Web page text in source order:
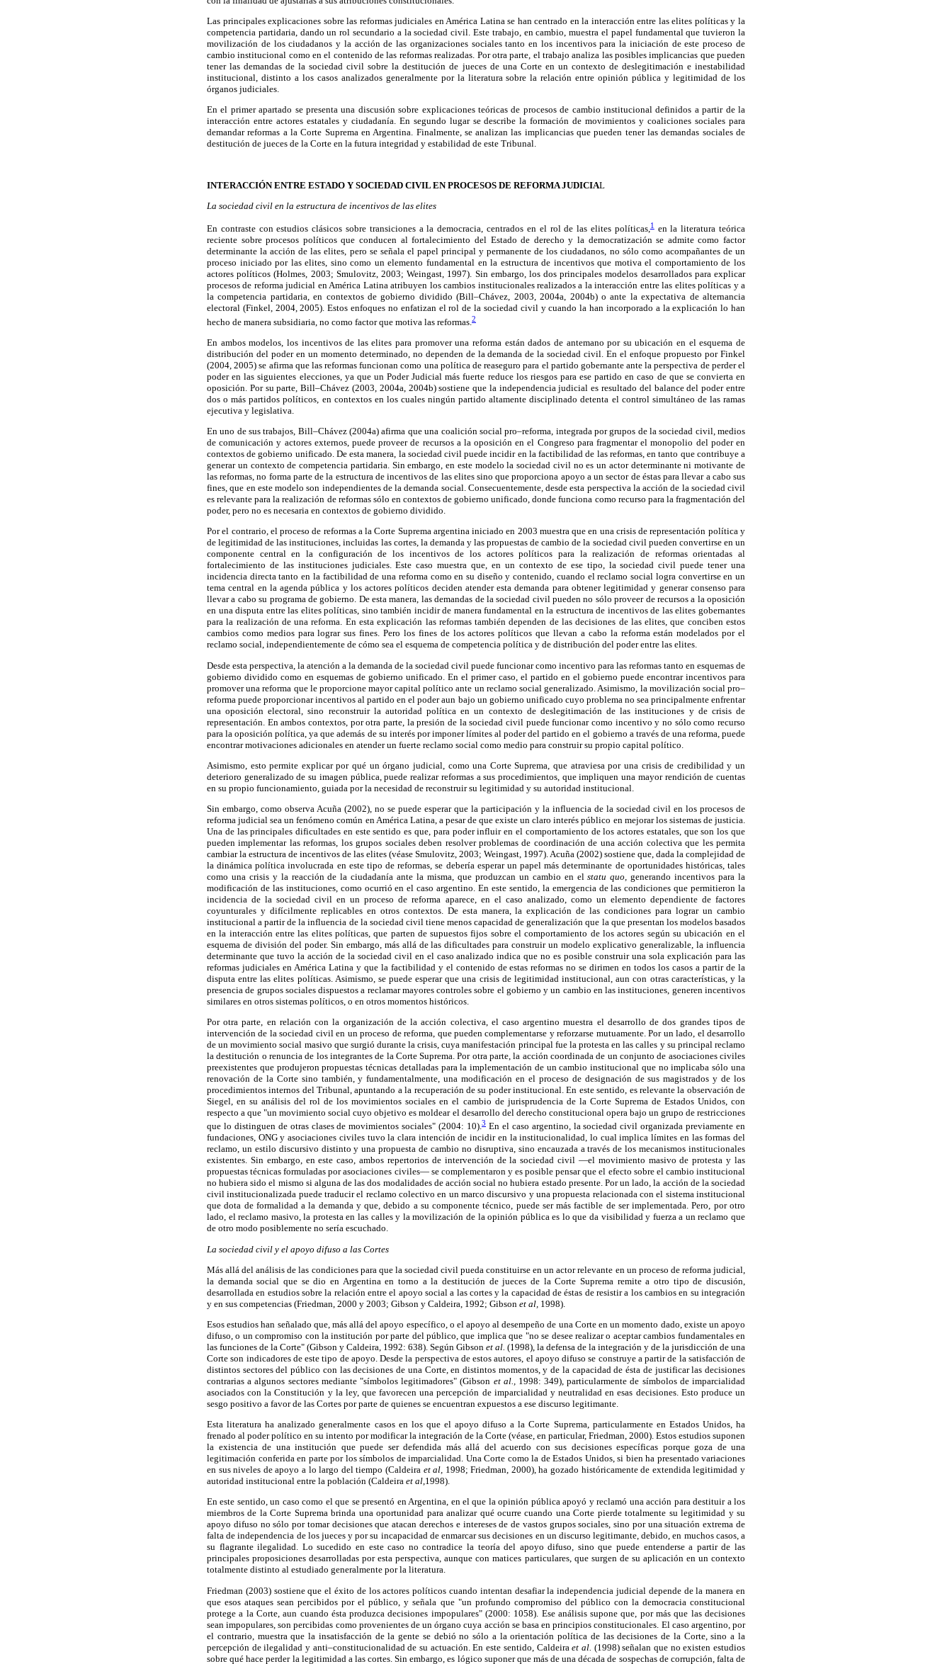
Las principales explicaciones sobre las reformas judiciales en América Latina se han centrado en la interacción entre las elites políticas y la
competencia partidaria, dando un rol secundario a la sociedad civil. Este trabajo, en cambio, muestra el papel fundamental que tuvieron la
movilización de los ciudadanos y la acción de las organizaciones sociales tanto en los incentivos para la iniciación de este proceso de
cambio institucional como en el contenido de las reformas realizadas. Por otra parte, el trabajo analiza las posibles implicancias que pueden
tener las demandas de la sociedad civil sobre la destitución de jueces de una Corte en un contexto de deslegitimación e inestabilidad
institucional, distinto a los casos analizados generalmente por la literatura sobre la relación entre opinión pública y legitimidad de los
órganos judiciales.
En el primer apartado se presenta una discusión sobre explicaciones teóricas de procesos de cambio institucional definidos a partir de la
interacción entre actores estatales y ciudadanía. En segundo lugar se describe la formación de movimientos y coaliciones sociales para
demandar reformas a la Corte Suprema en Argentina. Finalmente, se analizan las implicancias que pueden tener las demandas sociales de
destitución de jueces de la Corte en la futura integridad y estabilidad de este Tribunal.
INTERACCIÓN ENTRE ESTADO Y SOCIEDAD CIVIL EN PROCESOS DE REFORMA JUDICIAL
La sociedad civil en la estructura de incentivos de las elites
En contraste con estudios clásicos sobre transiciones a la democracia, centrados en el rol de las elites políticas,1en la literatura teórica
reciente sobre procesos políticos que conducen al fortalecimiento del Estado de derecho y la democratización se admite como factor
determinante la acción de las elites, pero se señala el papel principal y permanente de los ciudadanos, no sólo como acompañantes de un
proceso iniciado por las elites, sino como un elemento fundamental en la estructura de incentivos que motiva el comportamiento de los
actores políticos (Holmes, 2003; Smulovitz, 2003; Weingast, 1997). Sin embargo, los dos principales modelos desarrollados para explicar
procesos de reforma judicial en América Latina atribuyen los cambios institucionales realizados a la interacción entre las elites políticas y a
la competencia partidaria, en contextos de gobierno dividido (Bill–Chávez, 2003, 2004a, 2004b) o ante la expectativa de alternancia
electoral (Finkel, 2004, 2005). Estos enfoques no enfatizan el rol de la sociedad civil y cuando la han incorporado a la explicación lo han
hecho de manera subsidiaria, no como factor que motiva las reformas. 2
En ambos modelos, los incentivos de las elites para promover una reforma están dados de antemano por su ubicación en el esquema de
distribución del poder en un momento determinado, no dependen de la demanda de la sociedad civil. En el enfoque propuesto por Finkel
(2004, 2005) se afirma que las reformas funcionan como una política de reaseguro para el partido gobernante ante la perspectiva de perder el
poder en las siguientes elecciones, ya que un Poder Judicial más fuerte reduce los riesgos para ese partido en caso de que se convierta en
oposición. Por su parte, Bill–Chávez (2003, 2004a, 2004b) sostiene que la independencia judicial es resultado del balance del poder entre
dos o más partidos políticos, en contextos en los cuales ningún partido altamente disciplinado detenta el control simultáneo de las ramas
ejecutiva y legislativa.
En uno de sus trabajos, Bill–Chávez (2004a) afirma que una coalición social pro–reforma, integrada por grupos de la sociedad civil, medios
de comunicación y actores externos, puede proveer de recursos a la oposición en el Congreso para fragmentar el monopolio del poder en
contextos de gobierno unificado. De esta manera, la sociedad civil puede incidir en la factibilidad de las reformas, en tanto que contribuye a
generar un contexto de competencia partidaria. Sin embargo, en este modelo la sociedad civil no es un actor determinante ni motivante de
las reformas, no forma parte de la estructura de incentivos de las elites sino que proporciona apoyo a un sector de éstas para llevar a cabo sus
fines, que en este modelo son independientes de la demanda social. Consecuentemente, desde esta perspectiva la acción de la sociedad civil
es relevante para la realización de reformas sólo en contextos de gobierno unificado, donde funciona como recurso para la fragmentación del
poder, pero no es necesaria en contextos de gobierno dividido.
Por el contrario, el proceso de reformas a la Corte Suprema argentina iniciado en 2003 muestra que en una crisis de representación política y
de legitimidad de las instituciones, incluidas las cortes, la demanda y las propuestas de cambio de la sociedad civil pueden convertirse en un
componente central en la configuración de los incentivos de los actores políticos para la realización de reformas orientadas al
fortalecimiento de las instituciones judiciales. Este caso muestra que, en un contexto de ese tipo, la sociedad civil puede tener una
incidencia directa tanto en la factibilidad de una reforma como en su diseño y contenido, cuando el reclamo social logra convertirse en un
tema central en la agenda pública y los actores políticos deciden atender esta demanda para obtener legitimidad y generar consenso para
llevar a cabo su programa de gobierno. De esta manera, las demandas de la sociedad civil pueden no sólo proveer de recursos a la oposición
en una disputa entre las elites políticas, sino también incidir de manera fundamental en la estructura de incentivos de las elites gobernantes
para la realización de una reforma. En esta explicación las reformas también dependen de las decisiones de las elites, que conciben estos
cambios como medios para lograr sus fines. Pero los fines de los actores políticos que llevan a cabo la reforma están modelados por el
reclamo social, independientemente de cómo sea el esquema de competencia política y de distribución del poder entre las elites.
Desde esta perspectiva, la atención a la demanda de la sociedad civil puede funcionar como incentivo para las reformas tanto en esquemas de
gobierno dividido como en esquemas de gobierno unificado. En el primer caso, el partido en el gobierno puede encontrar incentivos para
promover una reforma que le proporcione mayor capital político ante un reclamo social generalizado. Asimismo, la movilización social pro–
reforma puede proporcionar incentivos al partido en el poder aun bajo un gobierno unificado cuyo problema no sea principalmente enfrentar
una oposición electoral, sino reconstruir la autoridad política en un contexto de deslegitimación de las instituciones y de crisis de
representación. En ambos contextos, por otra parte, la presión de la sociedad civil puede funcionar como incentivo y no sólo como recurso
para la oposición política, ya que además de su interés por imponer límites al poder del partido en el gobierno a través de una reforma, puede
encontrar motivaciones adicionales en atender un fuerte reclamo social como medio para construir su propio capital político.
Asimismo, esto permite explicar por qué un órgano judicial, como una Corte Suprema, que atraviesa por una crisis de credibilidad y un
deterioro generalizado de su imagen pública, puede realizar reformas a sus procedimientos, que impliquen una mayor rendición de cuentas
en su propio funcionamiento, guiada por la necesidad de reconstruir su legitimidad y su autoridad institucional.
Sin embargo, como observa Acuña (2002), no se puede esperar que la participación y la influencia de la sociedad civil en los procesos de
reforma judicial sea un fenómeno común en América Latina, a pesar de que existe un claro interés público en mejorar los sistemas de justicia.
Una de las principales dificultades en este sentido es que, para poder influir en el comportamiento de los actores estatales, que son los que
pueden implementar las reformas, los grupos sociales deben resolver problemas de coordinación de una acción colectiva que les permita
cambiar la estructura de incentivos de las elites (véase Smulovitz, 2003; Weingast, 1997). Acuña (2002) sostiene que, dada la complejidad de
la dinámica política involucrada en este tipo de reformas, se debería esperar un papel más determinante de oportunidades históricas, tales
como una crisis y la reacción de la ciudadanía ante la misma, que produzcan un cambio en elstatu quo,generando incentivos para la
modificación de las instituciones, como ocurrió en el caso argentino. En este sentido, la emergencia de las condiciones que permitieron la
incidencia de la sociedad civil en un proceso de reforma aparece, en el caso analizado, como un elemento dependiente de factores
coyunturales y difícilmente replicables en otros contextos. De esta manera, la explicación de las condiciones para lograr un cambio
institucional a partir de la influencia de la sociedad civil tiene menos capacidad de generalización que la que presentan los modelos basados
en la interacción entre las elites políticas, que parten de supuestos fijos sobre el comportamiento de los actores según su ubicación en el
esquema de división del poder. Sin embargo, más allá de las dificultades para construir un modelo explicativo generalizable, la influencia
determinante que tuvo la acción de la sociedad civil en el caso analizado indica que no es posible construir una sola explicación para las
reformas judiciales en América Latina y que la factibilidad y el contenido de estas reformas no se dirimen en todos los casos a partir de la
disputa entre las elites políticas. Asimismo, se puede esperar que una crisis de legitimidad institucional, aun con otras características, y la
presencia de grupos sociales dispuestos a reclamar mayores controles sobre el gobierno y un cambio en las instituciones, generen incentivos
similares en otros sistemas políticos, o en otros momentos históricos.
Por otra parte, en relación con la organización de la acción colectiva, el caso argentino muestra el desarrollo de dos grandes tipos de
intervención de la sociedad civil en un proceso de reforma, que pueden complementarse y reforzarse mutuamente. Por un lado, el desarrollo
de un movimiento social masivo que surgió durante la crisis, cuya manifestación principal fue la protesta en las calles y su principal reclamo
la destitución o renuncia de los integrantes de la Corte Suprema. Por otra parte, la acción coordinada de un conjunto de asociaciones civiles
preexistentes que produjeron propuestas técnicas detalladas para la implementación de un cambio institucional que no implicaba sólo una
renovación de la Corte sino también, y fundamentalmente, una modificación en el proceso de designación de sus magistrados y de los
procedimientos internos del Tribunal, apuntando a la recuperación de su poder institucional. En este sentido, es relevante la observación de
Siegel, en su análisis del rol de los movimientos sociales en el cambio de jurisprudencia de la Corte Suprema de Estados Unidos, con
respecto a que "un movimiento social cuyo objetivo es moldear el desarrollo del derecho constitucional opera bajo un grupo de restricciones
que lo distinguen de otras clases de movimientos sociales" (2004: 10).3 En el caso argentino, la sociedad civil organizada previamente en
fundaciones, ONG y asociaciones civiles tuvo la clara intención de incidir en la institucionalidad, lo cual implica límites en las formas del
reclamo, un estilo discursivo distinto y una propuesta de cambio no disruptiva, sino encauzada a través de los mecanismos institucionales
existentes. Sin embargo, en este caso, ambos repertorios de intervención de la sociedad civil —el movimiento masivo de protesta y las
propuestas técnicas formuladas por asociaciones civiles— se complementaron y es posible pensar que el efecto sobre el cambio institucional
no hubiera sido el mismo si alguna de las dos modalidades de acción social no hubiera estado presente. Por un lado, la acción de la sociedad
civil institucionalizada puede traducir el reclamo colectivo en un marco discursivo y una propuesta relacionada con el sistema institucional
que dota de formalidad a la demanda y que, debido a su componente técnico, puede ser más factible de ser implementada. Pero, por otro
lado, el reclamo masivo, la protesta en las calles y la movilización de la opinión pública es lo que da visibilidad y fuerza a un reclamo que
de otro modo posiblemente no sería escuchado.
La sociedad civil y el apoyo difuso a las Cortes
Más allá del análisis de las condiciones para que la sociedad civil pueda constituirse en un actor relevante en un proceso de reforma judicial,
la demanda social que se dio en Argentina en torno a la destitución de jueces de la Corte Suprema remite a otro tipo de discusión,
desarrollada en estudios sobre la relación entre el apoyo social a las cortes y la capacidad de éstas de resistir a los cambios en su integración
y en sus competencias (Friedman, 2000 y 2003; Gibson y Caldeira, 1992; Gibson et al, 1998).
Esos estudios han señalado que, más allá del apoyo específico, o el apoyo al desempeño de una Corte en un momento dado, existe un apoyo
difuso, o un compromiso con la institución por parte del público, que implica que "no se desee realizar o aceptar cambios fundamentales en
las funciones de la Corte" (Gibson y Caldeira, 1992: 638). Según Gibson et al. (1998), la defensa de la integración y de la jurisdicción de una
Corte son indicadores de este tipo de apoyo. Desde la perspectiva de estos autores, el apoyo difuso se construye a partir de la satisfacción de
distintos sectores del público con las decisiones de una Corte, en distintos momentos, y de la capacidad de ésta de justificar las decisiones
contrarias a algunos sectores mediante "símbolos legitimadores" (Gibson et al., 1998: 349), particularmente de símbolos de imparcialidad
asociados con la Constitución y la ley, que favorecen una percepción de imparcialidad y neutralidad en esas decisiones. Esto produce un
sesgo positivo a favor de las Cortes por parte de quienes se encuentran expuestos a ese discurso legitimante.
Esta literatura ha analizado generalmente casos en los que el apoyo difuso a la Corte Suprema, particularmente en Estados Unidos, ha
frenado al poder político en su intento por modificar la integración de la Corte (véase, en particular, Friedman, 2000). Estos estudios suponen
la existencia de una institución que puede ser defendida más allá del acuerdo con sus decisiones específicas porque goza de una
legitimación conferida en parte por los símbolos de imparcialidad. Una Corte como la de Estados Unidos, si bien ha presentado variaciones
en sus niveles de apoyo a lo largo del tiempo (Caldeira et al, 1998; Friedman, 2000), ha gozado históricamente de extendida legitimidad y
autoridad institucional entre la población (Caldeira et al,1998).
En este sentido, un caso como el que se presentó en Argentina, en el que la opinión pública apoyó y reclamó una acción para destituir a los
miembros de la Corte Suprema brinda una oportunidad para analizar qué ocurre cuando una Corte pierde totalmente su legitimidad y su
apoyo difuso no sólo por tomar decisiones que atacan derechos e intereses de de vastos grupos sociales, sino por una situación extrema de
falta de independencia de los jueces y por su incapacidad de enmarcar sus decisiones en un discurso legitimante, debido, en muchos casos, a
su flagrante ilegalidad. Lo sucedido en este caso no contradice la teoría del apoyo difuso, sino que puede entenderse a partir de las
principales proposiciones desarrolladas por esta perspectiva, aunque con matices particulares, que surgen de su aplicación en un contexto
totalmente distinto al estudiado generalmente por la literatura.
Friedman (2003) sostiene que el éxito de los actores políticos cuando intentan desafiar la independencia judicial depende de la manera en
que esos ataques sean percibidos por el público, y señala que "un profundo compromiso del público con la democracia constitucional
protege a la Corte, aun cuando ésta produzca decisiones impopulares" (2000: 1058). Ese análisis supone que, por más que las decisiones
sean impopulares, son percibidas como provenientes de un órgano cuya acción se basa en principios constitucionales. El caso argentino, por
el contrario, muestra que la insatisfacción de la gente se debió no sólo a la orientación política de las decisiones de la Corte, sino a la
percepción de ilegalidad y anti–constitucionalidad de su actuación. En este sentido, Caldeiraet al. (1998) señalan que no existen estudios
sobre qué hace perder la legitimidad a las cortes. Sin embargo, es lógico suponer que más de una década de sospechas de corrupción, falta de